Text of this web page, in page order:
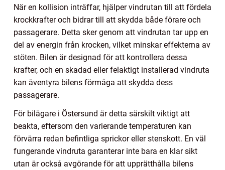
När en kollision inträffar, hjälper vindrutan till att fördela
krockkrafter och bidrar till att skydda både förare och
passagerare. Detta sker genom att vindrutan tar upp en
del av energin från krocken, vilket minskar effekterna av
stöten. Bilen är designad för att kontrollera dessa
krafter, och en skadad eller felaktigt installerad vindruta
kan äventyra bilens förmåga att skydda dess
passagerare.
För bilägare i Östersund är detta särskilt viktigt att
beakta, eftersom den varierande temperaturen kan
förvärra redan befintliga sprickor eller stenskott. En väl
fungerande vindruta garanterar inte bara en klar sikt
utan är också avgörande för att upprätthålla bilens